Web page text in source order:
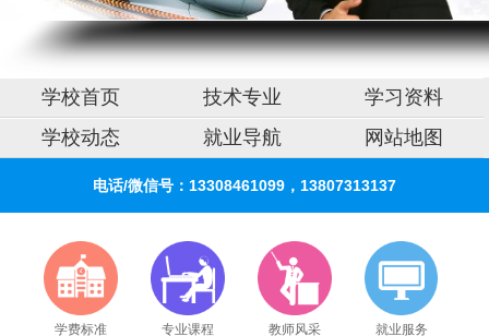
学校首页 技术专业
学习资料
学校动态
就业导航 网站地图
电话/微信号：13308461099，13807313137
学费标准 专业课程 教师风采 就业服务